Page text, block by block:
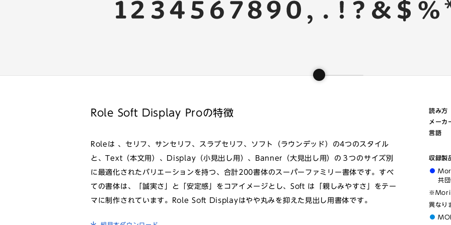
Role Soft Display Proの特徴
Roleは 、セリフ、サンセリフ、スラブセリフ、ソフト（ラウンデッド）の4つのスタイル
と、Text（本文用）、Display（小見出し用）、Banner（大見出し用）の３つのサイズ別
に最適化されたバリエーションを持つ、合計200書体のスーパーファミリー書体です。すべ
ての書体は、「誠実さ」と「安定感」をコアイメージとし、Soft は「親しみやすさ」をテー
マに制作されています。Role Soft Displayはやや丸みを抑えた見出し用書体です。
読み方
メーカ
言語
収録製
共
異なり